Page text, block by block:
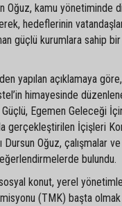
Oğuz, kamu yönetiminde
hedeflerinin
güçlü kurumlara sahip
yapılan açıklamaya
himayesinde
Güçlü, Egemen Geleceği
gerçekleştirilen İçişleri
Dursun Oğuz, çalışmalar
bulundu.
konut, yerel
(TMK) başta olmak